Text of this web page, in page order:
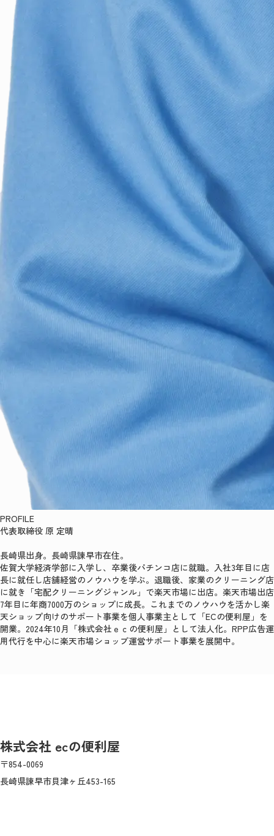
PROFILE
代表取締役 原 定晴
長崎県出身。長崎県諫早市在住。
佐賀大学経済学部に入学し、卒業後パチンコ店に就職。入社3年目に店
長に就任し店舗経営のノウハウを学ぶ。退職後、家業のクリーニング店
に就き「宅配クリーニングジャンル」で楽天市場に出店。楽天市場出店
7年目に年商7000万のショップに成長。これまでのノウハウを活かし楽
天ショップ向けのサポート事業を個人事業主として「ECの便利屋」を
開業。2024年10月「株式会社ｅｃの便利屋」として法人化。RPP広告運
用代行を中心に楽天市場ショップ運営サポート事業を展開中。
株式会社 ecの便利屋
〒854-0069
長崎県諫早市貝津ヶ丘453-165